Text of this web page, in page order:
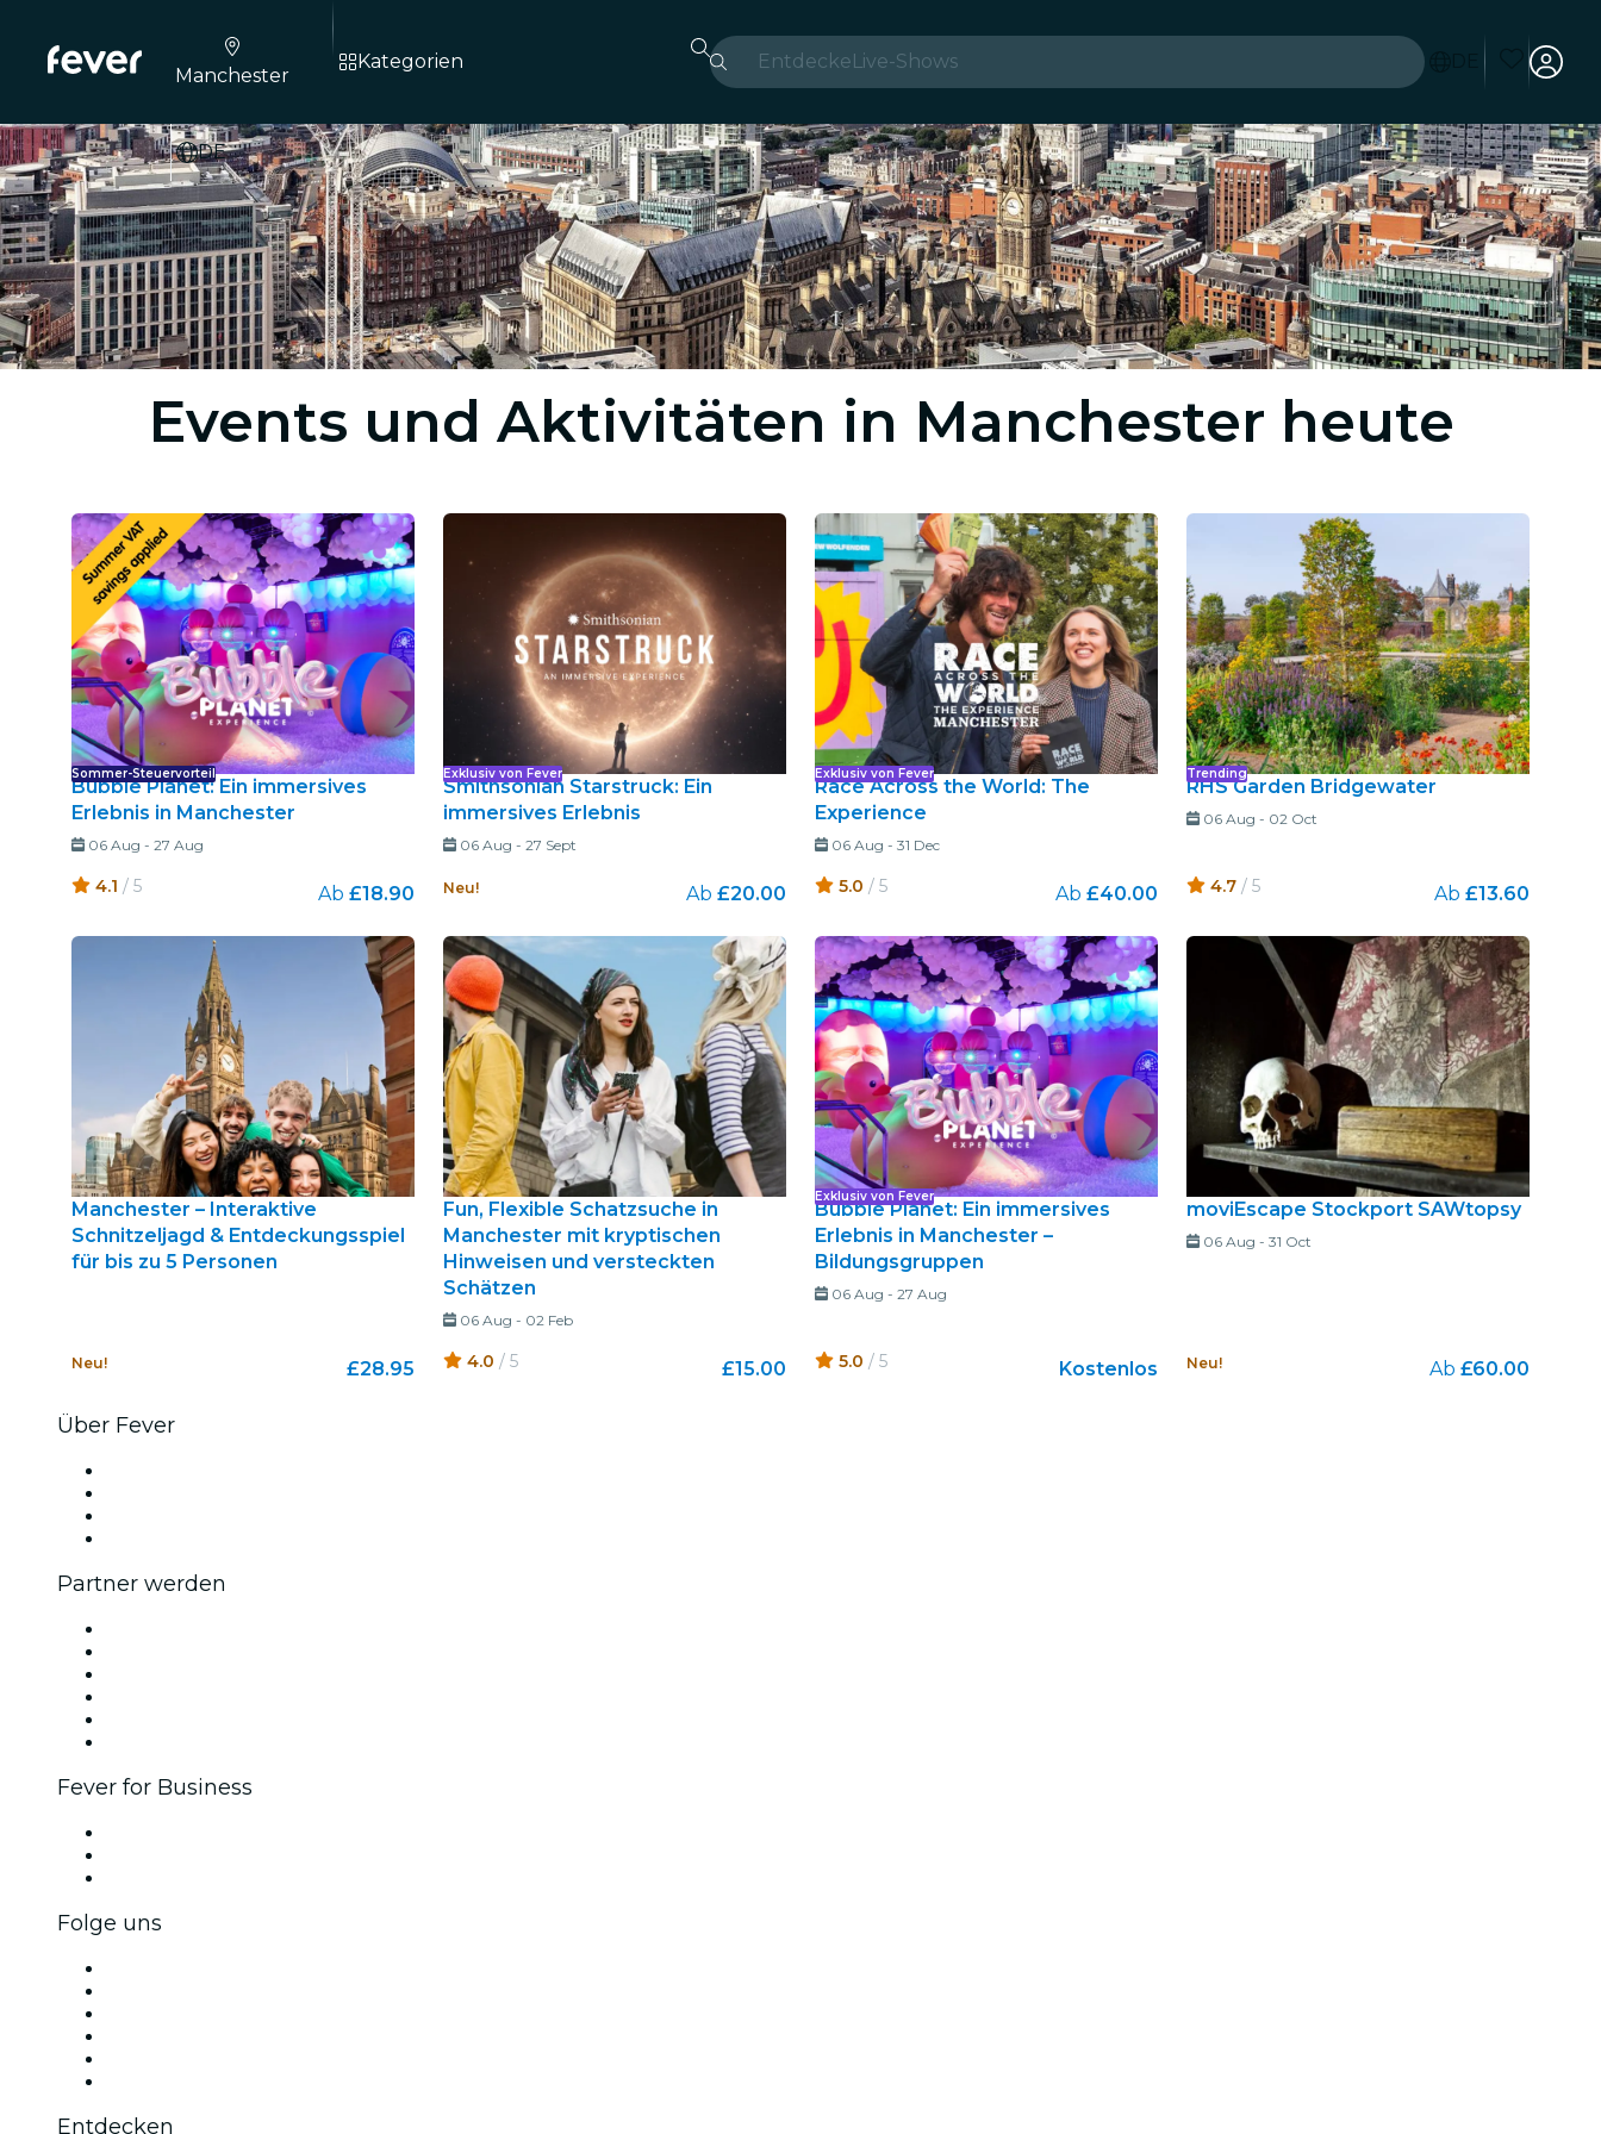
EntdeckeLive-Shows
Candlelight
London
Erlebnisse und Städte
São Paulo
Seoul
Konzerte
Restaurants
Kino
Manchester
DE
Kategorien
Events und Aktivitäten in Manchester heute
Sommer-Steuervorteil
Bubble Planet: Ein immersives
Erlebnis in Manchester
06 Aug - 27 Aug
4.1 / 5 Ab £18.90
Exklusiv von Fever
Smithsonian Starstruck: Ein
immersives Erlebnis
06 Aug - 27 Sept
Neu! Ab £20.00
Exklusiv von Fever
Race Across the World: The
Experience
06 Aug - 31 Dec
5.0 / 5 Ab £40.00
Trending
RHS Garden Bridgewater
06 Aug - 02 Oct
4.7 / 5 Ab £13.60
Manchester – Interaktive
Schnitzeljagd & Entdeckungsspiel
für bis zu 5 Personen
Neu! £28.95
Fun, Flexible Schatzsuche in
Manchester mit kryptischen
Hinweisen und versteckten
Schätzen
06 Aug - 02 Feb
4.0 / 5 £15.00
Exklusiv von Fever
Bubble Planet: Ein immersives
Erlebnis in Manchester –
Bildungsgruppen
06 Aug - 27 Aug
5.0 / 5 Kostenlos
moviEscape Stockport SAWtopsy
06 Aug - 31 Oct
Neu! Ab £60.00
Über Fever
Partner werden
Fever for Business
Folge uns
Entdecken